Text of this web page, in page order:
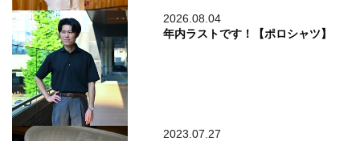
2026.08.04
年内ラストです！【ポロシャツ】
2023.07.27